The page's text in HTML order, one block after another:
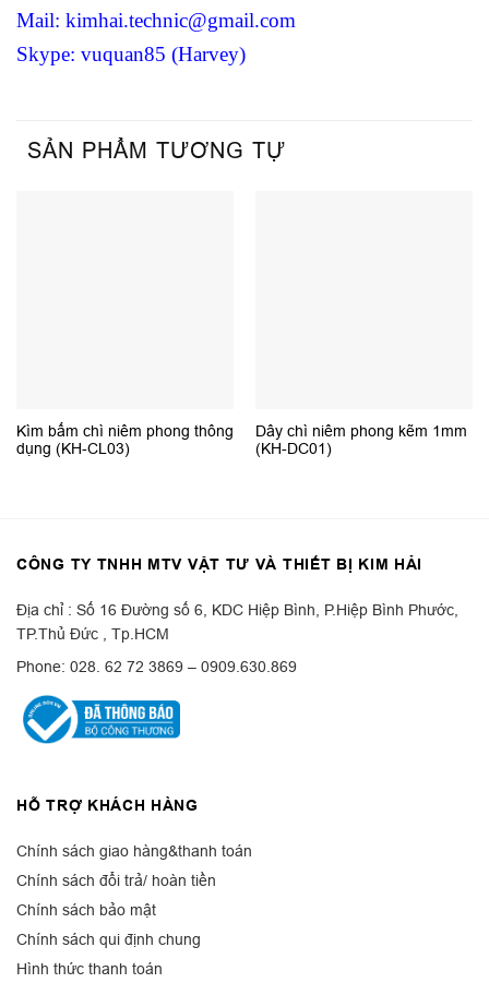
Mail: kimhai.technic@gmail.com
Skype: vuquan85 (Harvey)
SẢN PHẨM TƯƠNG TỰ
Kìm bấm chì niêm phong thông
dụng (KH-CL03)
Dây chì niêm phong kẽm 1mm
(KH-DC01)
CÔNG TY TNHH MTV VẬT TƯ VÀ THIẾT BỊ KIM HẢI
Địa chỉ : Số 16 Đường số 6, KDC Hiệp Bình, P.Hiệp Bình Phước,
TP.Thủ Đức , Tp.HCM
Phone: 028. 62 72 3869 – 0909.630.869
HỖ TRỢ KHÁCH HÀNG
Chính sách giao hàng&thanh toán
Chính sách đổi trả/ hoàn tiền
Chính sách bảo mật
Chính sách qui định chung
Hình thức thanh toán